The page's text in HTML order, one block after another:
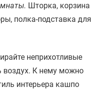
Шторка, корзина
полка-подставка для
неприхотливые
воздух. К нему можно
интерьера кашпо